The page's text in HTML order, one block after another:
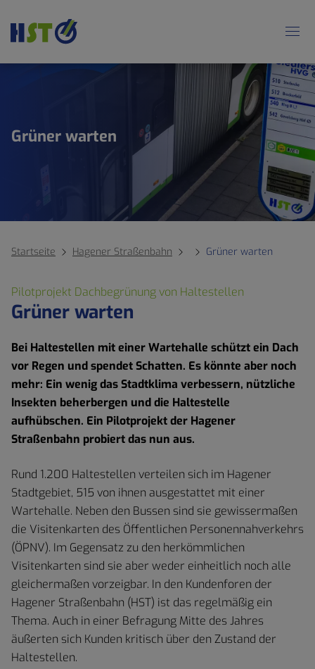
Grüner warten
Startseite Hagener Straßenbahn Grüner warten
Pilotprojekt Dachbegrünung von Haltestellen
Grüner warten
Bei Haltestellen mit einer Wartehalle schützt ein Dach
vor Regen und spendet Schatten. Es könnte aber noch
mehr: Ein wenig das Stadtklima verbessern, nützliche
Insekten beherbergen und die Haltestelle
aufhübschen. Ein Pilotprojekt der Hagener
Straßenbahn probiert das nun aus.
Rund 1.200 Haltestellen verteilen sich im Hagener
Stadtgebiet, 515 von ihnen ausgestattet mit einer
Wartehalle. Neben den Bussen sind sie gewissermaßen
die Visitenkarten des Öffentlichen Personennahverkehrs
(ÖPNV). Im Gegensatz zu den herkömmlichen
Visitenkarten sind sie aber weder einheitlich noch alle
gleichermaßen vorzeigbar. In den Kundenforen der
Hagener Straßenbahn (HST) ist das regelmäßig ein
Thema. Auch in einer Befragung Mitte des Jahres
äußerten sich Kunden kritisch über den Zustand der
Haltestellen.